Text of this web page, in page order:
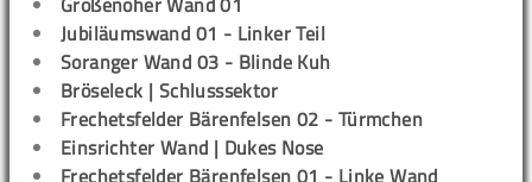
Jubiläumswand 01 - Linker Teil
Soranger Wand 03 - Blinde Kuh
Bröseleck | Schlusssektor
Frechetsfelder Bärenfelsen 02 - Türmchen
Einsrichter Wand | Dukes Nose
Frechetsfelder Bärenfelsen 01 - Linke Wand